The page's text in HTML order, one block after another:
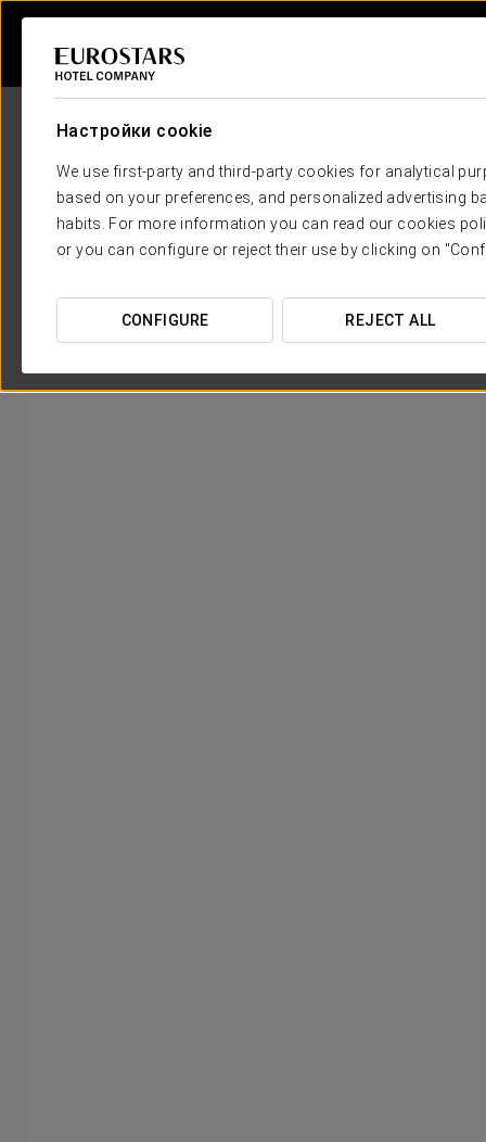
Настройки cookie
We use first-party and third-party cookies for analytical
based on your preferences, and personalized advertising
habits. For more information you can read our cookies
or you can configure or reject their use by clicking on
CONFIGURE REJECT ALL